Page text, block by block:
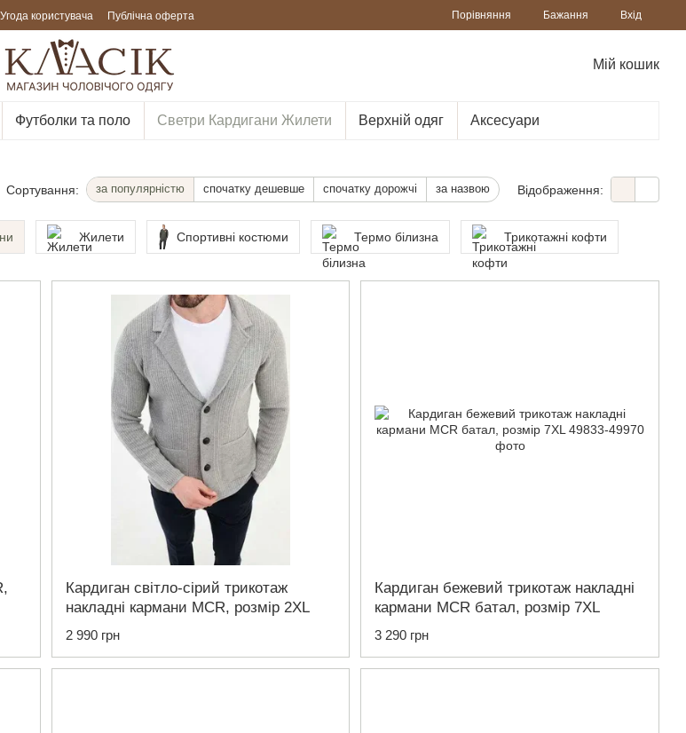
Угода користувача Публічна оферта Порівняння Бажання Вхід
Мій кошик
Футболки та поло Светри Кардигани Жилети Верхній одяг Аксесуари
Сортування: за популярністю спочатку дешевше спочатку дорожчі за назвою Відображення:
Жилети Спортивні костюми Термо білизна Трикотажні кофти
Кардиган світло-сірий трикотаж
накладні кармани MCR, розмір 2XL
2 990 грн
Кардиган бежевий трикотаж накладні
кармани MCR батал, розмір 7XL
3 290 грн